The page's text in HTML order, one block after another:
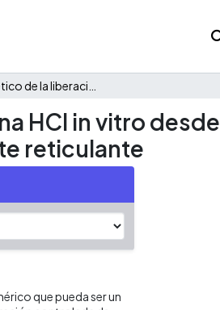
HCl in vitro desde
reticulante
que pueda ser un